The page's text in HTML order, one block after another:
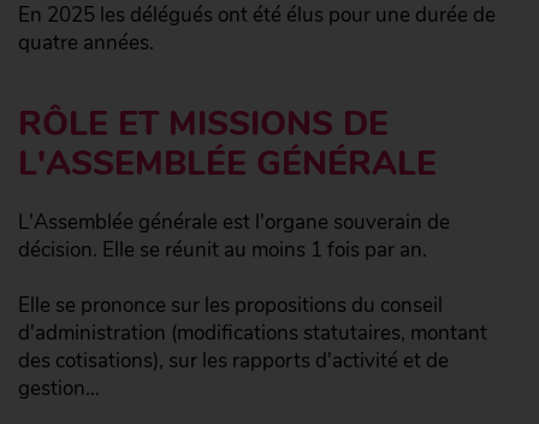
En 2025 les délégués ont été élus pour une durée de
quatre années.
RÔLE ET MISSIONS DE
L'ASSEMBLÉE GÉNÉRALE
L'Assemblée générale est l'organe souverain de
décision. Elle se réunit au moins 1 fois par an.
Elle se prononce sur les propositions du conseil
d'administration (modifications statutaires, montant
des cotisations), sur les rapports d'activité et de
gestion…